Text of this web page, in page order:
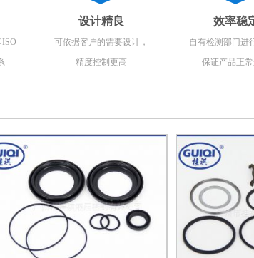
设计精良
可依据客户的需要设计，
精度控制更高
效率稳
自有检测部门进
保证产品正